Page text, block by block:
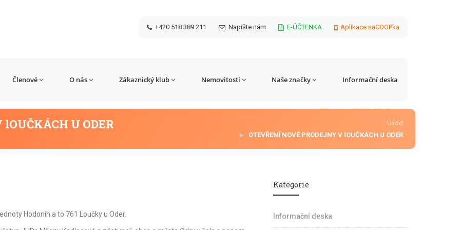
+420 518 389 211 Napište nám E-ÚČTENKA Aplikace naCOOPka
Členové O nás Zákaznický klub Nemovitosti Naše značky Informační deska
U ODER
Úvod
OTEVŘENÍ NOVÉ PRODEJNY V lOUČKÁCH U ODER
Hodonín a to 761 Loučky u Oder.
Kategorie
Informační deska